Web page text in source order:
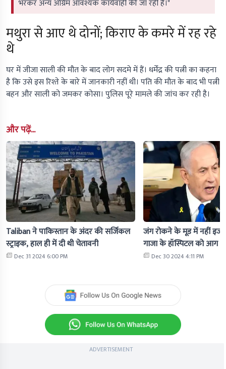
भरकर अन्य अग्रिम आवश्यक कार्यवाही की जा रही है।"
मथुरा से आए थे दोनों; किराए के कमरे में रह रहे
थे
घर में जीजा साली की मौत के बाद लोग सदमे में हैं। धर्मेंद्र की पत्नी का कहना
है कि उसे इस रिश्ते के बारे में जानकारी नहीं थी। पति की मौत के बाद भी पत्नी
बहन और साली को जमकर कोसा। पुलिस पूरे मामले की जांच कर रही है।
और पढ़ें...
Taliban ने पाकिस्तान के अंदर की सर्जिकल
स्ट्राइक, हाल ही में दी थी चेतावनी
Dec 31 2024 6:00 PM
जंग रोकने के मूड में नहीं
गाजा के हॉस्पिटल को आग
Dec 30 2024 4:11 PM
ADVERTISEMENT